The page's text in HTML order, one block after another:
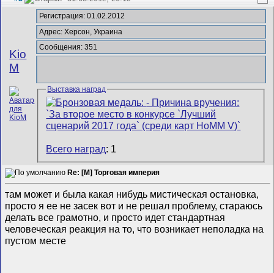
Kio
M
Регистрация: 01.02.2012
Адрес: Херсон, Украина
Сообщения: 351
Выставка наград
Всего наград: 1
Re: [M] Торговая империя
там может и была какая нибудь мистическая остановка,
просто я ее не засек вот и не решал проблему, стараюсь
делать все грамотно, и просто идет стандартная
человеческая реакция на то, что возникает неполадка на
пустом месте